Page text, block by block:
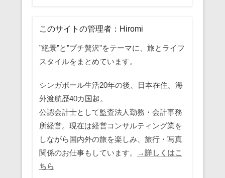
このサイトの管理者：Hiromi
”絶景”と”プチ贅沢”をテーマに、旅とライフ
スタイルをまとめています。
シンガポール生活20年の後、日本在住。海
外渡航歴40カ国超。
公認会計士として監査法人勤務・会計事務
所経営。現在は経営コンサルティング業を
しながら国内外の旅を楽しみ、旅行・写真
関係のお仕事もしています。
→詳しくはこ
ちら